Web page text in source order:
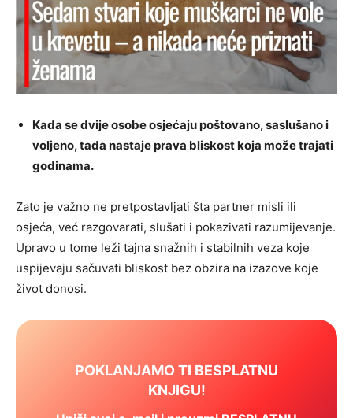
Kada se dvije osobe osjećaju poštovano, saslušano i
voljeno, tada nastaje prava bliskost koja može trajati
godinama.
Zato je važno ne pretpostavljati šta partner misli ili
osjeća, već razgovarati, slušati i pokazivati razumijevanje.
Upravo u tome leži tajna snažnih i stabilnih veza koje
uspijevaju sačuvati bliskost bez obzira na izazove koje
život donosi.
POKLANJAMO TI BESPLATNU
KNJIGU!